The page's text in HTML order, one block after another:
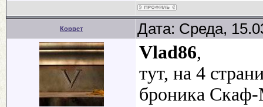
Корвет Дата: Среда,
Vlad86,
тут, на 4
броника